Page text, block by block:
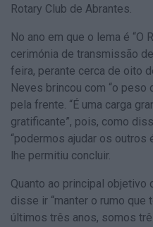
Rotary Club de Abrantes.
No ano em que o lema é “O
cerimónia de transmissão
feira, perante cerca de oito
Neves brincou com “o
pela frente. “É uma carga
gratificante”, pois, como
“podermos ajudar os outros
lhe permitiu concluir.
Quanto ao principal objetivo
disse ir “manter o rumo que
últimos três anos, somos